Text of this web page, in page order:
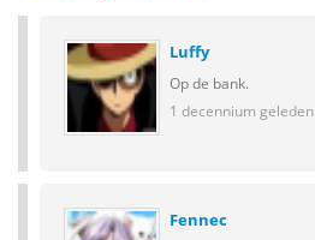
Luffy
Op de bank.
1 decennium geleden
Fennec